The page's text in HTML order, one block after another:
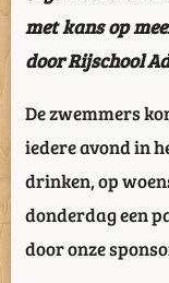
met kans op
door Rijschool
De zwemmers
iedere avond in
drinken, op
donderdag een
door onze